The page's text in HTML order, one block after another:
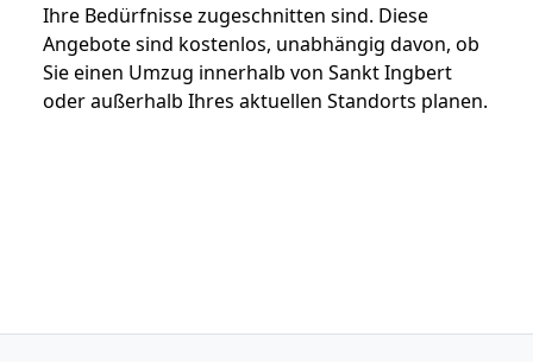
Ihre Bedürfnisse zugeschnitten sind. Diese
Angebote sind kostenlos, unabhängig davon, ob
Sie einen Umzug innerhalb von Sankt Ingbert
oder außerhalb Ihres aktuellen Standorts planen.